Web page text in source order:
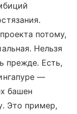
потому,
Нельзя
прежде. Есть,
—
башен
Это пример,